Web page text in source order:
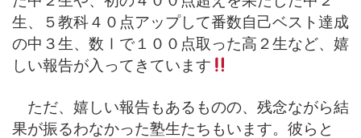
生、５教科４０点アップして番数自己ベスト達成
の中３生、数Ⅰで１００点取った高２生など、嬉
しい報告が入ってきています
ただ、嬉しい報告もあるものの、残念ながら結
果が振るわなかった塾生たちもいます。彼らと